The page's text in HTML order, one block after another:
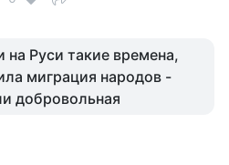
Руси такие времена,
миграция народов -
добровольная